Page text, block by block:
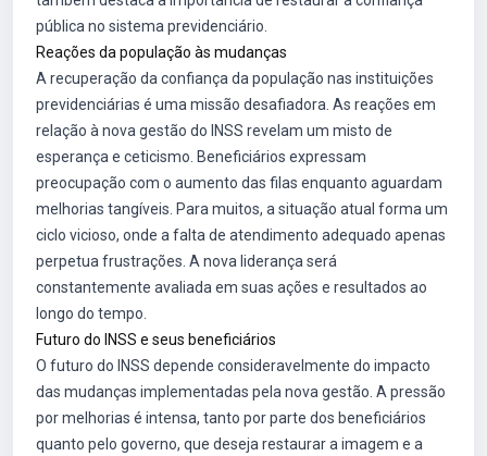
pública no sistema previdenciário.
Reações da população às mudanças
A recuperação da confiança da população nas instituições
previdenciárias é uma missão desafiadora. As reações em
relação à nova gestão do INSS revelam um misto de
esperança e ceticismo. Beneficiários expressam
preocupação com o aumento das filas enquanto aguardam
melhorias tangíveis. Para muitos, a situação atual forma um
ciclo vicioso, onde a falta de atendimento adequado apenas
perpetua frustrações. A nova liderança será
constantemente avaliada em suas ações e resultados ao
longo do tempo.
Futuro do INSS e seus beneficiários
O futuro do INSS depende consideravelmente do impacto
das mudanças implementadas pela nova gestão. A pressão
por melhorias é intensa, tanto por parte dos beneficiários
quanto pelo governo, que deseja restaurar a imagem e a